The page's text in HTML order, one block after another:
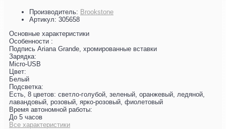
Производитель: Brookstone
Артикул: 305658
Основные характеристики
Особенности :
Подпись Ariana Grande, хромированные вставки
Зарядка:
Micro-USB
Цвет:
Белый
Подсветка:
Есть, 8 цветов: светло-голубой, зеленый, оранжевый, ледяной,
лавандовый, розовый, ярко-розовый, фиолетовый
Время автономной работы:
До 5 часов
Все характеристики